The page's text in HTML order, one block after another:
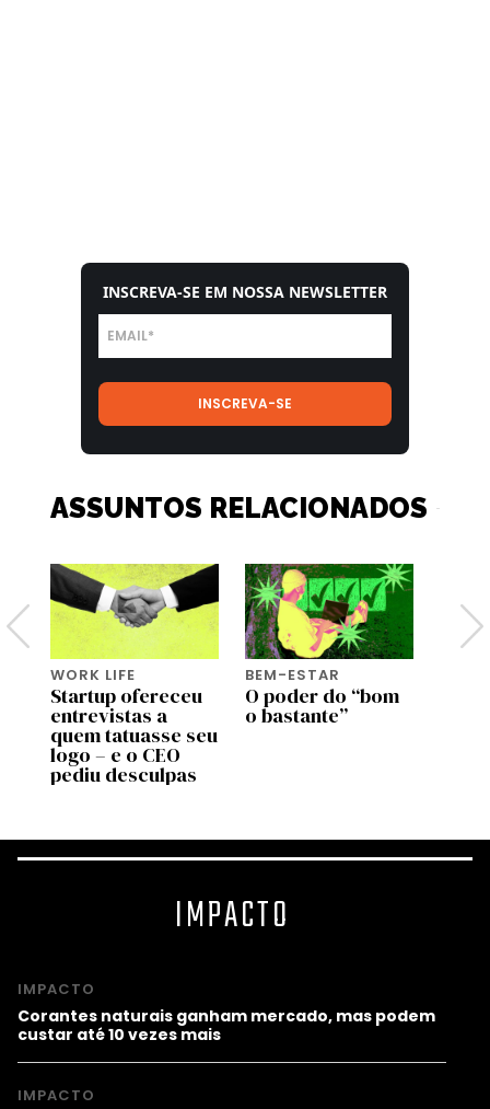
INSCREVA-SE EM NOSSA NEWSLETTER
ASSUNTOS RELACIONADOS
WORK LIFE
Startup ofereceu
entrevistas a
quem tatuasse seu
logo – e o CEO
pediu desculpas
BEM-ESTAR
O poder do “bom
o bastante”
IMPACTO
IMPACTO
Corantes naturais ganham mercado, mas podem
custar até 10 vezes mais
IMPACTO